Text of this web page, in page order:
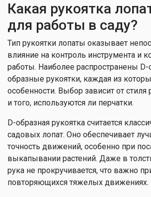
Какая рукоятка
для работы в саду?
Тип рукоятки лопаты оказывает
влияние на контроль инструмента и
работы. Наиболее распространены
образные рукоятки, каждая из
особенности. Выбор зависит от стиля
и того, используются ли перчатки.
D-образная рукоятка считается
садовых лопат. Оно обеспечивает
точность движений, особенно при
выкапывании растений. Даже в
рука не прокручивается, что важно
повторяющихся тяжелых движениях.